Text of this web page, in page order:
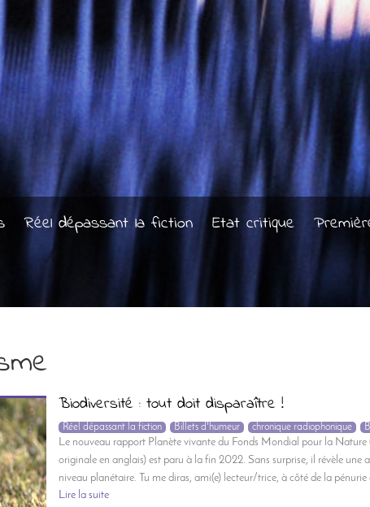
Réel dépassant la fiction Etat critique
Biodiversité : tout doit disparaître !
Réel dépassant la fiction Billets d'humeur chronique radiophonique
Le nouveau rapport Planète vivante du Fonds Mondial pour la Nature
originale en anglais) est paru à la fin 2022. Sans surprise, il révèle une
niveau planétaire. Tu me diras, ami(e) lecteur/trice, à côté de la
Lire la suite